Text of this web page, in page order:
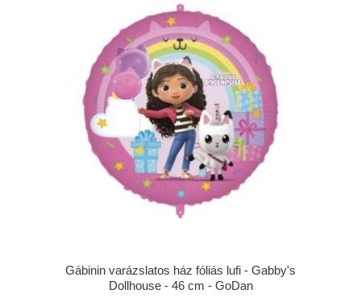
Gábinin varázslatos ház fóliás lufi - Gabby's
Dollhouse - 46 cm - GoDan